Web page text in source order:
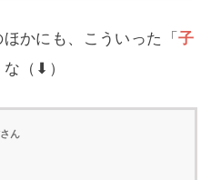
かにも、こういった「子
（⬇）
村さん